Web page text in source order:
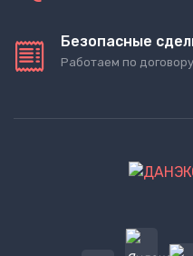
Безопасные
Работаем по